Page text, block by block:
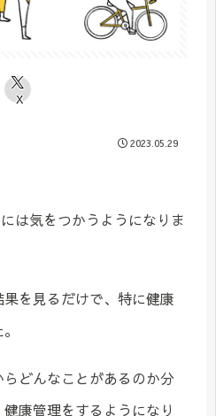
X
2023.05.29
は気をつかうようになりま
を見るだけで、特に健康
どんなことがあるのか分
康管理をするようになり